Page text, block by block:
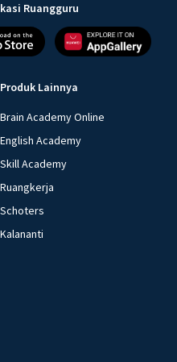
Ruangguru
Produk Lainnya
Brain Academy Online
English Academy
Skill Academy
Ruangkerja
Schoters
Kalananti